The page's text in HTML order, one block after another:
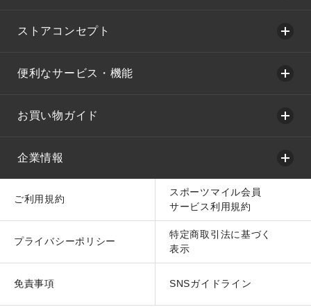
ストアコンセプト
便利なサービス・機能
お買い物ガイド
企業情報
ご利用規約
スポーツマイル会員
サービス利用規約
プライバシーポリシー
特定商取引法に基づく
表示
免責事項 SNSガイドライン